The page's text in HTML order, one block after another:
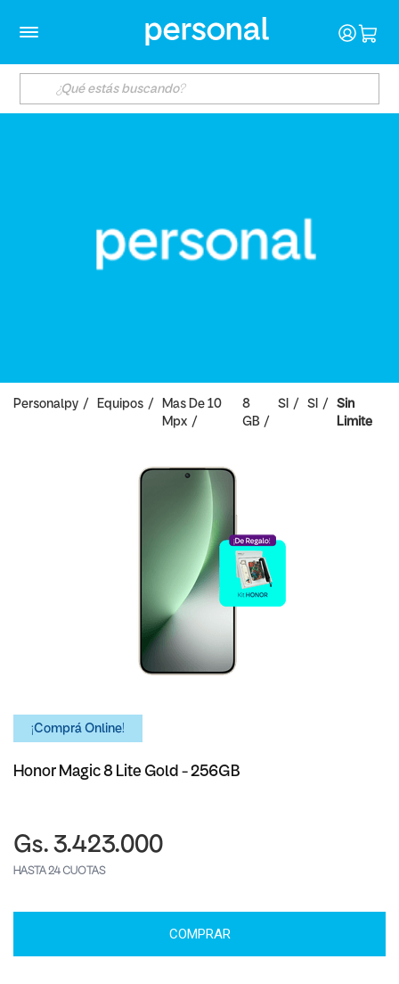
Personalpy Equipos
Mas De 10
Mpx
8
GB
SI SI
Sin
Limite
¡Comprá Online!
Honor Magic 8 Lite Gold - 256GB
Gs. 3.423.000
HASTA 24 CUOTAS
COMPRAR